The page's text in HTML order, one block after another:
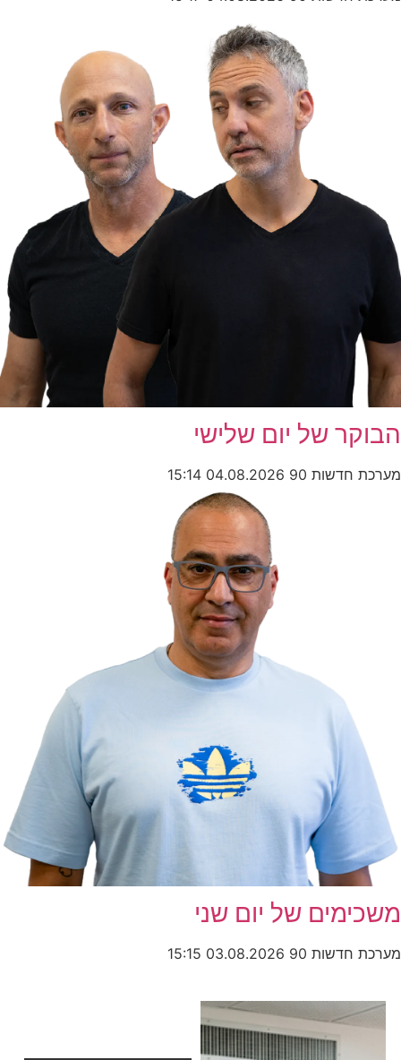
הבוקר של יום שלישי
מערכת חדשות 90 04.08.2026
15:14
משכימים של יום שני
מערכת חדשות 90 03.08.2026
15:15